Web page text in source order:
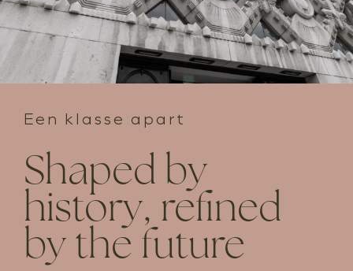
Locatie
Architectuur
Duurzaamheid
Woningzoeker
Downloads
Interieur
Private banking
Veelgestelde vragen
Actueel
Contact
Een klasse apart
Shaped by
history, refined
by the future